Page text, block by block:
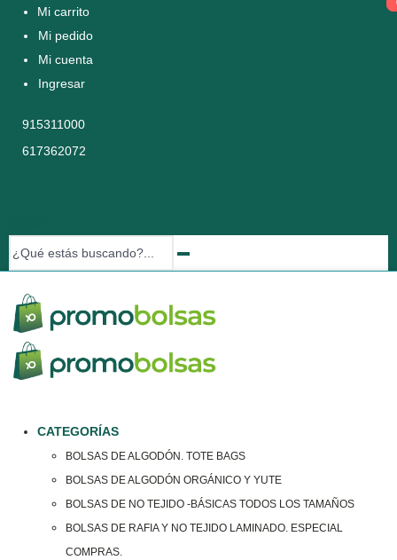
Mi carrito
Mi pedido
Mi cuenta
Ingresar
915311000
617362072
CATEGORÍAS
BOLSAS DE ALGODÓN. TOTE BAGS
BOLSAS DE ALGODÓN ORGÁNICO Y YUTE
BOLSAS DE NO TEJIDO -BÁSICAS TODOS LOS TAMAÑOS
BOLSAS DE RAFIA Y NO TEJIDO LAMINADO. ESPECIAL
COMPRAS.